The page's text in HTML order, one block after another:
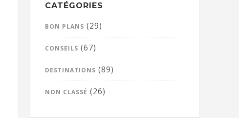
CATÉGORIES
BON PLANS (29)
CONSEILS (67)
DESTINATIONS (89)
NON CLASSÉ (26)